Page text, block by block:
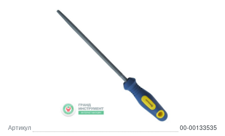
Артикул
00-00133535